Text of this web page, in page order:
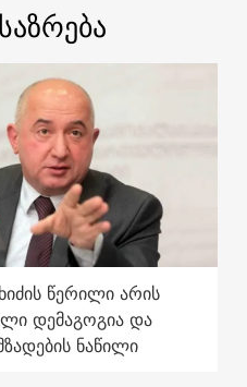
წერილი არის
დემაგოგია და
ნაწილი